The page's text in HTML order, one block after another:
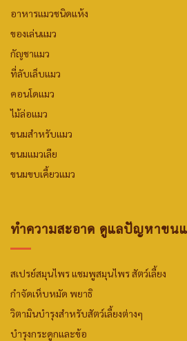
อาหารแมวชนิดแห้ง
ของเล่นแมว
กัญชาแมว
ที่ลับเล็บแมว
คอนโดแมว
ไม้ล่อแมว
ขนมสำหรับแมว
ขนมแมวเลีย
ขนมขบเคี้ยวแมว
ทำความสะอาด ดูแลปัญหาขนแ
สเปรย์สมุนไพรแชมพูสมุนไพร สัตว์เลี้ยง
กำจัดเห็บหมัด พยาธิ
วิตามินบำรุงสำหรับสัตว์เลี้ยงต่างๆ
บำรุงกระดูกและข้อ